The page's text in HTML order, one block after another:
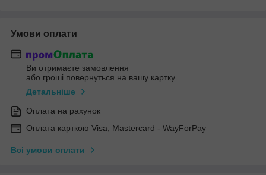
Умови оплати
Ви отримаєте замовлення
або гроші повернуться на вашу картку
Детальніше
Оплата на рахунок
Оплата карткою Visa, Mastercard - WayForPay
Всі умови оплати